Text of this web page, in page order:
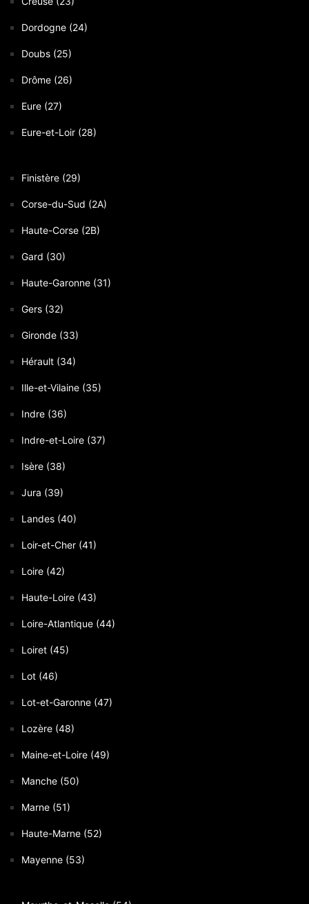
Dordogne (24)
Doubs (25)
Drôme (26)
Eure (27)
Eure-et-Loir (28)
Finistère (29)
Corse-du-Sud (2A)
Haute-Corse (2B)
Gard (30)
Haute-Garonne (31)
Gers (32)
Gironde (33)
Hérault (34)
Ille-et-Vilaine (35)
Indre (36)
Indre-et-Loire (37)
Isère (38)
Jura (39)
Landes (40)
Loir-et-Cher (41)
Loire (42)
Haute-Loire (43)
Loire-Atlantique (44)
Loiret (45)
Lot (46)
Lot-et-Garonne (47)
Lozère (48)
Maine-et-Loire (49)
Manche (50)
Marne (51)
Haute-Marne (52)
Mayenne (53)